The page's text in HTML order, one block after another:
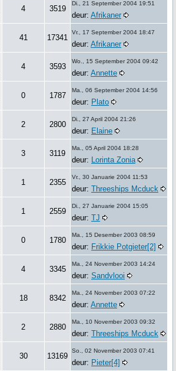
4 3519
Di., 21 September 2004 19:51
deur: Afrikaner
41 17341
Vr., 17 September 2004 18:47
deur: Afrikaner
4 3593
Wo., 15 September 2004 09:42
deur: Annette
0 1787
Ma., 06 September 2004 14:56
deur: Plato
2 2800
Di., 27 April 2004 21:26
deur: Elaine
3 3119
Ma., 05 April 2004 18:28
deur: Lorinta Zonia
1 2355
Vr., 30 Januarie 2004 11:53
deur: Threeships Mcduck
1 2559
Di., 27 Januarie 2004 15:05
deur: TJ
0 1780
Ma., 15 Desember 2003 08:59
deur: Frikkie Potgieter[2]
4 3345
Ma., 24 November 2003 14:24
deur: Sandvlooi
18 8342
Ma., 24 November 2003 07:22
deur: Annette
2 2880
Ma., 10 November 2003 09:32
deur: Threeships Mcduck
30 13169
So., 02 November 2003 07:41
deur: Pieter[4]